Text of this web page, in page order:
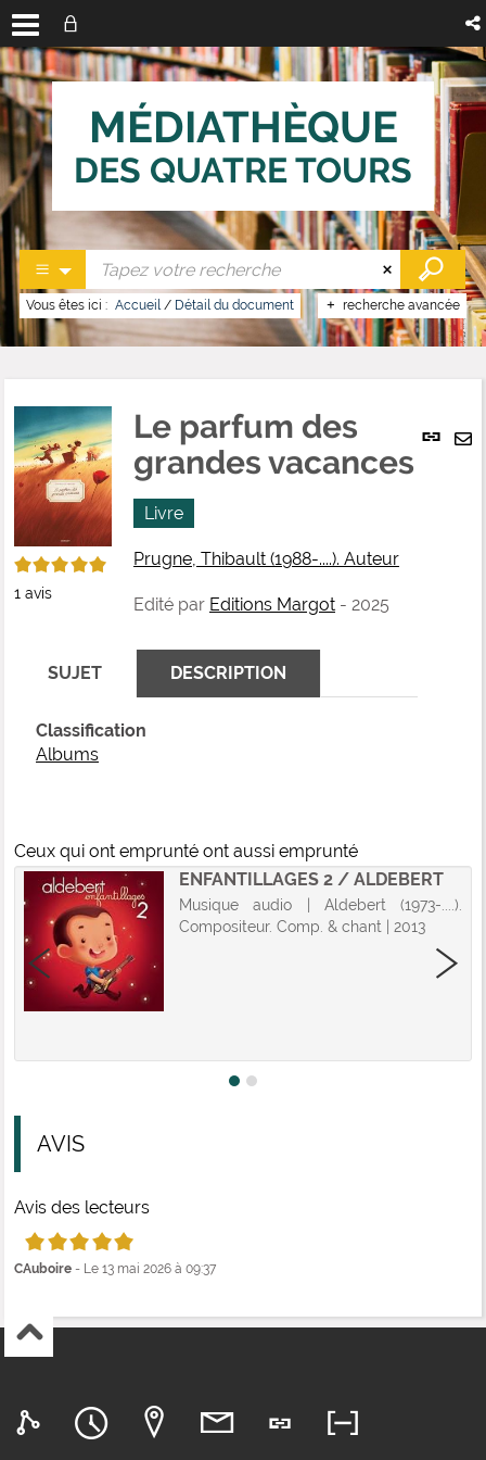
MÉDIATHÈQUE
DES QUATRE TOURS
recherche avancée
Vous êtes ici : Accueil / Détail du document
Lien
5/5
1 avis
Le parfum des
grandes vacances
Livre
Prugne, Thibault (1988-....). Auteur
Edité par Editions Margot - 2025
SUJET DESCRIPTION
Classification
Albums
Ceux qui ont emprunté ont aussi emprunté
ENFANTILLAGES 2 / ALDEBERT
Musique audio | Aldebert (1973-....).
Compositeur. Comp. & chant | 2013
AVIS
Avis des lecteurs
5/5
CAuboire - Le 13 mai 2026 à 09:37